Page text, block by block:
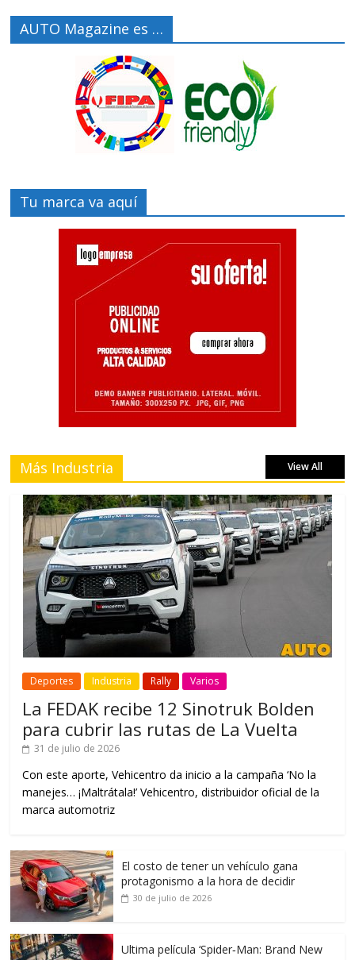
AUTO Magazine es …
Tu marca va aquí
Más Industria View All
Deportes Industria Rally Varios
La FEDAK recibe 12 Sinotruk Bolden
para cubrir las rutas de La Vuelta
31 de julio de 2026
Con este aporte, Vehicentro da inicio a la campaña ‘No la
manejes… ¡Maltrátala!’ Vehicentro, distribuidor oficial de la
marca automotriz
El costo de tener un vehículo gana
protagonismo a la hora de decidir
30 de julio de 2026
Ultima película ‘Spider‑Man: Brand New